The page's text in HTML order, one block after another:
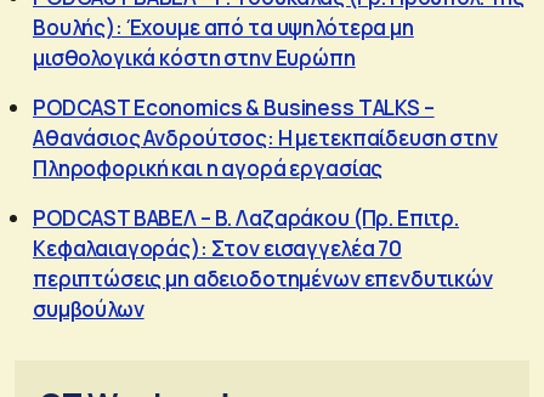
Βουλής): Έχουμε από τα υψηλότερα μη
μισθολογικά κόστη στην Ευρώπη
PODCAST Economics & Business TALKS –
Αθανάσιος Ανδρούτσος: Η μετεκπαίδευση στην
Πληροφορική και η αγορά εργασίας
PODCAST ΒΑΒΕΛ – Β. Λαζαράκου (Πρ. Επιτρ.
Κεφαλαιαγοράς): Στον εισαγγελέα 70
περιπτώσεις μη αδειοδοτημένων επενδυτικών
συμβούλων